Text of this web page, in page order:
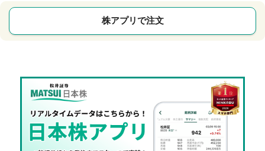
株アプリで注文